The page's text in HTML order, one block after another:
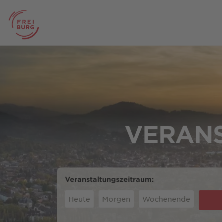
Veranstaltungszeitraum:
Heute Morgen Wochenende